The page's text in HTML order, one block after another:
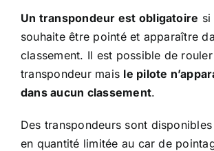
Un transpondeur est obligatoire si
souhaite être pointé et apparaître
classement. Il est possible de
transpondeur mais le pilote
dans aucun classement.
Des transpondeurs sont
en quantité limitée au car de